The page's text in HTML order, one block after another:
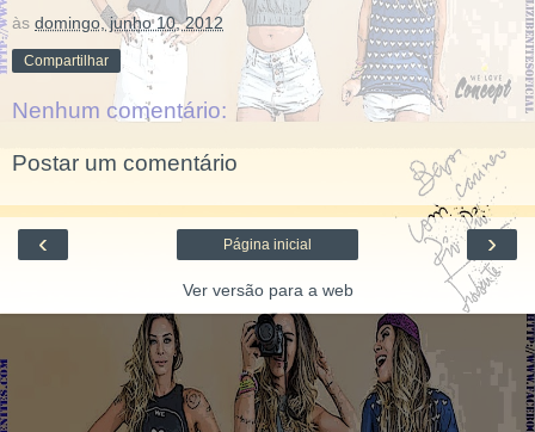
às domingo, junho 10, 2012
Compartilhar
Nenhum comentário:
Postar um comentário
‹ ›
Página inicial
Ver versão para a web